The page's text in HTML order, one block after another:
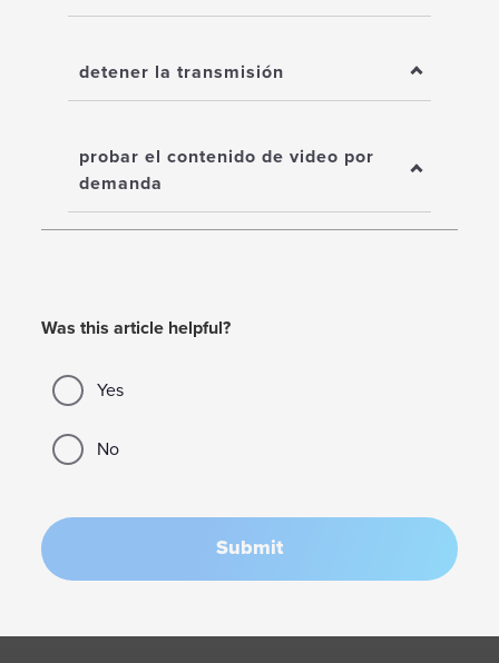
detener la transmisión
probar el contenido de video por
demanda
Was this article helpful?
Yes
No
Submit